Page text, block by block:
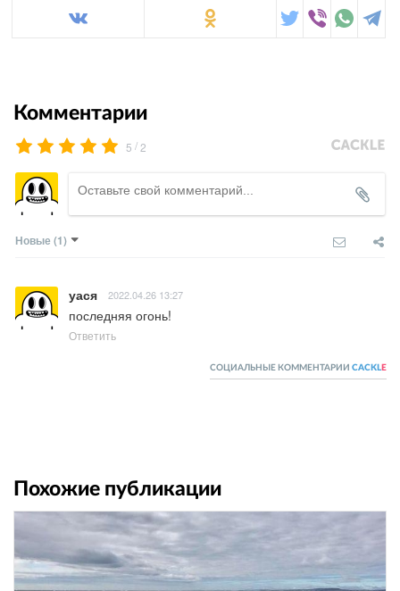
Комментарии
5 /2
Новые (1)
уася 2022.04.26 13:27
последняя огонь!
Ответить
СОЦИАЛЬНЫЕ КОММЕНТАРИИ CACKL E
Похожие публикации